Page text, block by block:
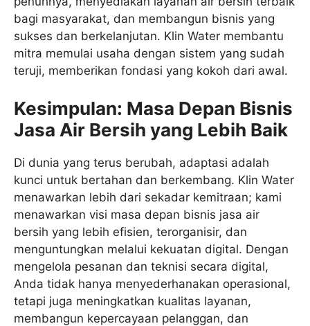
bagi masyarakat, dan membangun bisnis yang
sukses dan berkelanjutan. Klin Water membantu
mitra memulai usaha dengan sistem yang sudah
teruji, memberikan fondasi yang kokoh dari awal.
Kesimpulan: Masa Depan Bisnis
Jasa Air Bersih yang Lebih Baik
Di dunia yang terus berubah, adaptasi adalah
kunci untuk bertahan dan berkembang. Klin Water
menawarkan lebih dari sekadar kemitraan; kami
menawarkan visi masa depan bisnis jasa air
bersih yang lebih efisien, terorganisir, dan
menguntungkan melalui kekuatan digital. Dengan
mengelola pesanan dan teknisi secara digital,
Anda tidak hanya menyederhanakan operasional,
tetapi juga meningkatkan kualitas layanan,
membangun kepercayaan pelanggan, dan